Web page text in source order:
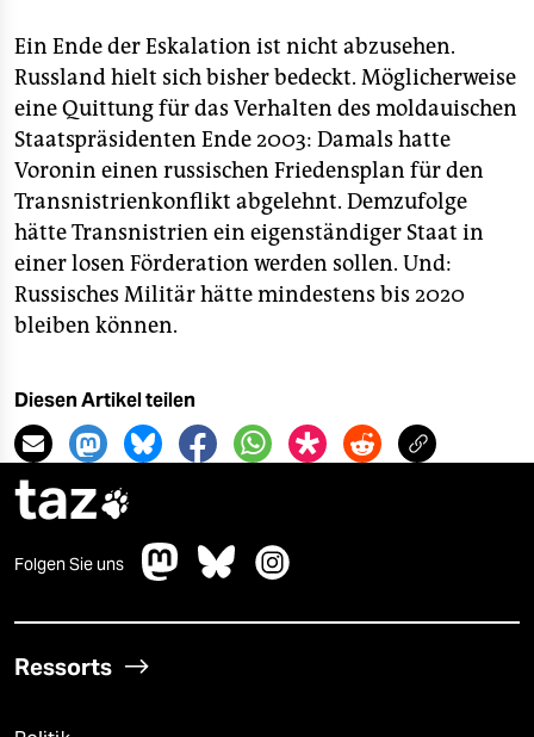
Ein Ende der Eskalation ist nicht abzusehen.
Russland hielt sich bisher bedeckt. Möglicherweise
eine Quittung für das Verhalten des moldauischen
Staatspräsidenten Ende 2003: Damals hatte
Voronin einen russischen Friedensplan für den
Transnistrienkonflikt abgelehnt. Demzufolge
hätte Transnistrien ein eigenständiger Staat in
einer losen Förderation werden sollen. Und:
Russisches Militär hätte mindestens bis 2020
bleiben können.
Diesen Artikel teilen
taz
Folgen Sie uns
Ressorts